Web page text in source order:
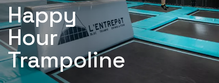
Happy
Hour
Trampoline